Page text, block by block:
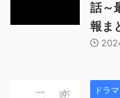
話～
報ま
ドラ